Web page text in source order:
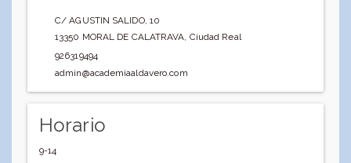
C/ AGUSTIN SALIDO, 10
13350 MORAL DE CALATRAVA, Ciudad Real
926319494
admin@academiaaldavero.com
Horario
9-14